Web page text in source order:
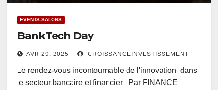
EVENTS-SALONS
BankTech Day
AVR 29, 2025 CROISSANCEINVESTISSEMENT
Le rendez-vous incontournable de l'innovation dans
le secteur bancaire et financier Par FINANCE